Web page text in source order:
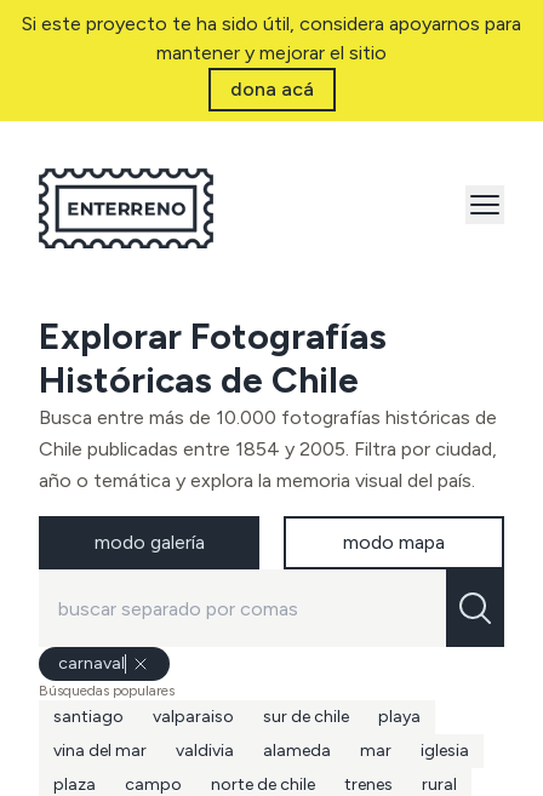
Si este proyecto te ha sido útil, considera apoyarnos para
mantener y mejorar el sitio
dona acá
Explorar Fotografías
Históricas de Chile
Busca entre más de 10.000 fotografías históricas de
Chile publicadas entre 1854 y 2005. Filtra por ciudad,
año o temática y explora la memoria visual del país.
modo galería modo mapa
carnaval
Búsquedas populares
santiago valparaiso sur de chile
playa
vina del mar
valdivia alameda mar
iglesia
plaza
campo norte de chile trenes
rural